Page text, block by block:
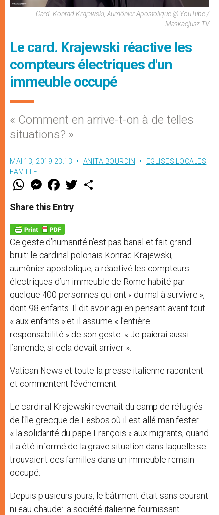
Card. Konrad Krajewski, Aumônier Apostolique @ YouTube /
Maskacjusz TV
Le card. Krajewski réactive les
compteurs électriques d'un
immeuble occupé
« Comment en arrive-t-on à de telles
situations? »
MAI 13, 2019 23:13 ANITA BOURDIN EGLISES LOCALES,
FAMILLE
W
t
s
p
p
M
e
s
e
g
e
r
F
a
e
b
o
k
w
Share this Entry
Ce geste d’humanité n’est pas banal et fait grand
bruit: le cardinal polonais Konrad Krajewski,
aumônier apostolique, a réactivé les compteurs
électriques d’un immeuble de Rome habité par
quelque 400 personnes qui ont « du mal à survivre »,
dont 98 enfants. Il dit avoir agi en pensant avant tout
« aux enfants » et il assume « l’entière
responsabilité » de son geste: « Je paierai aussi
l’amende, si cela devait arriver ».
Vatican News et toute la presse italienne racontent
et commentent l’événement.
Le cardinal Krajewski revenait du camp de réfugiés
de l’île grecque de Lesbos où il est allé manifester
« la solidarité du pape François » aux migrants, quand
il a été informé de la grave situation dans laquelle se
trouvaient ces familles dans un immeuble romain
occupé.
Depuis plusieurs jours, le bâtiment était sans courant
ni eau chaude: la société italienne fournissant